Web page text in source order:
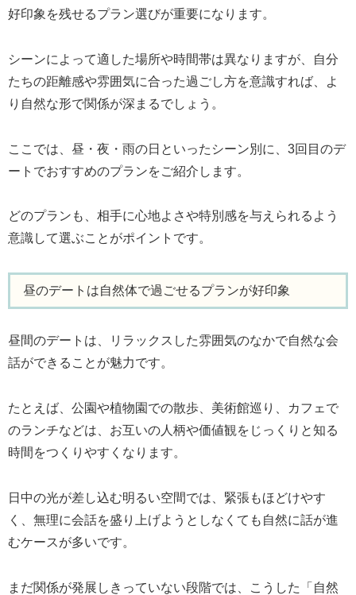
好印象を残せるプラン選びが重要になります。
シーンによって適した場所や時間帯は異なりますが、自分
たちの距離感や雰囲気に合った過ごし方を意識すれば、よ
り自然な形で関係が深まるでしょう。
ここでは、昼・夜・雨の日といったシーン別に、3回目のデ
ートでおすすめのプランをご紹介します。
どのプランも、相手に心地よさや特別感を与えられるよう
意識して選ぶことがポイントです。
昼のデートは自然体で過ごせるプランが好印象
昼間のデートは、リラックスした雰囲気のなかで自然な会
話ができることが魅力です。
たとえば、公園や植物園での散歩、美術館巡り、カフェで
のランチなどは、お互いの人柄や価値観をじっくりと知る
時間をつくりやすくなります。
日中の光が差し込む明るい空間では、緊張もほどけやす
く、無理に会話を盛り上げようとしなくても自然に話が進
むケースが多いです。
まだ関係が発展しきっていない段階では、こうした「自然